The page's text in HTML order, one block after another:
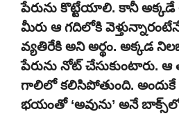
పేరును కొట్టేయాలి. కానీ అక్కడే
మీరు ఆ గదిలోకి
వ్యతిరేకి అని అర్థం. అక్కడ
పేరును నోట్ చేసుకుంటారు. ఆ
గాలిలో కలిసిపోతుంది. అందుకే
భయంతో ‘అవును’ అనే